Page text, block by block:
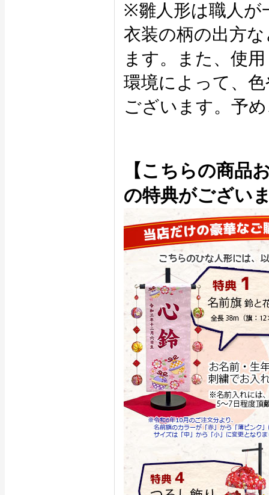
※雛人形は職人が
衣装の柄の出方
ます。また、使
環境によって、
ございます。予
【こちらの商品
の特典がござい